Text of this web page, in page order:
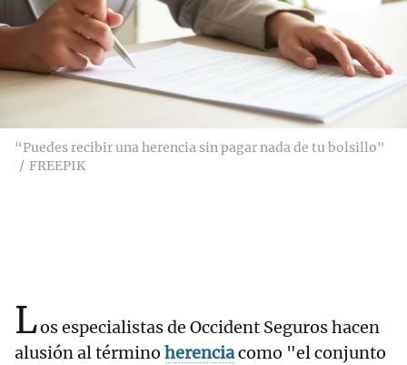
“Puedes recibir una herencia sin pagar nada de tu bolsillo"
FREEPIK
Los especialistas de Occident Seguros hacen
alusión al término herenciacomo "el conjunto